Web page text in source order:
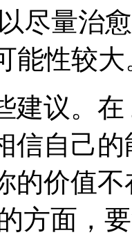
尽量治
能性较大
建议。
信自己
的价值
方面，